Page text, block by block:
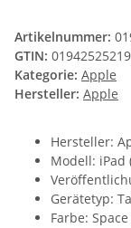
Artikelnummer:
GTIN:
Kategorie: Apple
Hersteller: Apple
Hersteller:
Modell: iPad
Gerätetyp:
Farbe: